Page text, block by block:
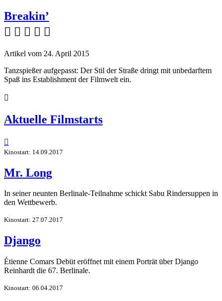
Breakin’
    
Artikel vom 24. April 2015
Tanzspießer aufgepasst: Der Stil der Straße dringt mit unbedarftem
Spaß ins Establishment der Filmwelt ein.

Aktuelle Filmstarts

Kinostart: 14.09.2017
Mr. Long
In seiner neunten Berlinale-Teilnahme schickt Sabu Rindersuppen in
den Wettbewerb.
Kinostart: 27.07.2017
Django
Étienne Comars Debüt eröffnet mit einem Porträt über Django
Reinhardt die 67. Berlinale.
Kinostart: 06.04.2017